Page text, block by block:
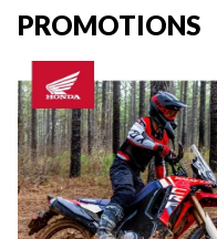
PROMOTIONS